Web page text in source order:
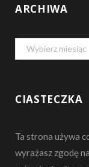
ARCHIWA
Archiwa
CIASTECZKA
Ta strona używa
wyrażasz zgodę